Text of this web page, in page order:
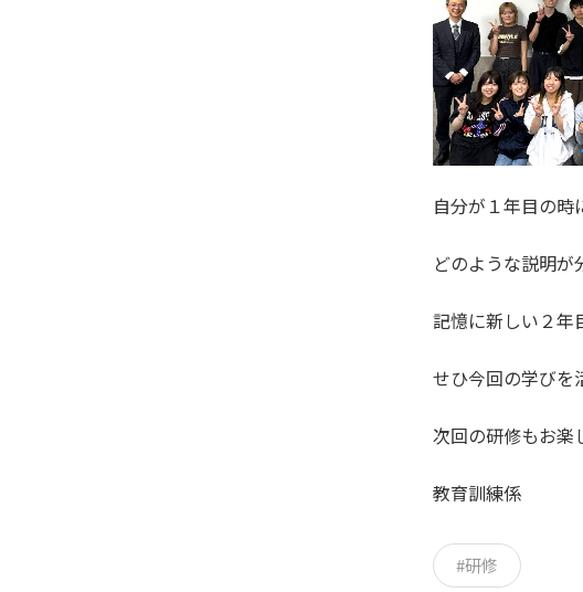
自分が１年目の時
どのような説明が
記憶に新しい２年
せひ今回の学びを
次回の研修もお楽
教育訓練係
#研修